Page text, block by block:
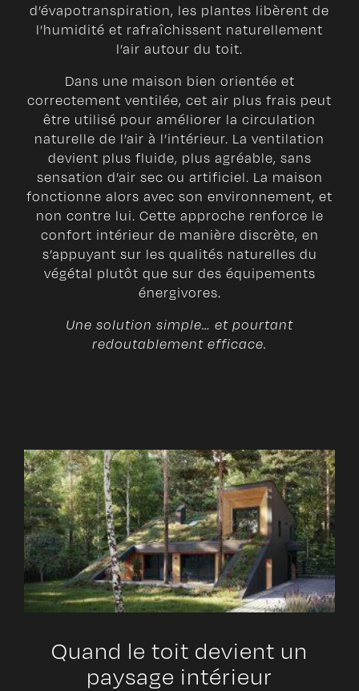
d’évapotranspiration, les plantes libèrent de
l’humidité et rafraîchissent naturellement
l’air autour du toit.
Dans une maison bien orientée et
correctement ventilée, cet air plus frais peut
être utilisé pour améliorer la circulation
naturelle de l’air à l’intérieur. La ventilation
devient plus fluide, plus agréable, sans
sensation d’air sec ou artificiel. La maison
fonctionne alors avec son environnement, et
non contre lui. Cette approche renforce le
confort intérieur de manière discrète, en
s’appuyant sur les qualités naturelles du
végétal plutôt que sur des équipements
énergivores.
Une solution simple… et pourtant
redoutablement efficace.
Quand le toit devient un
paysage intérieur